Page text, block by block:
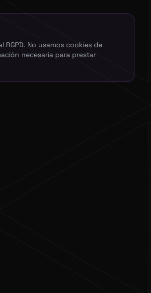
No usamos cookies de
necesaria para prestar